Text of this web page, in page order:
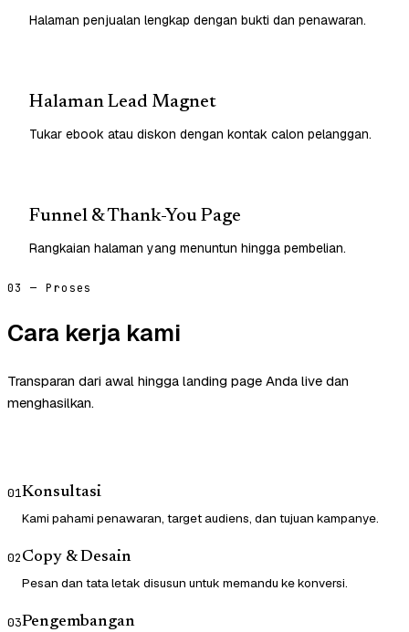
Halaman penjualan lengkap dengan bukti dan penawaran.
Halaman Lead Magnet
Tukar ebook atau diskon dengan kontak calon pelanggan.
Funnel & Thank-You Page
Rangkaian halaman yang menuntun hingga pembelian.
03 — Proses
Cara kerja kami
Transparan dari awal hingga landing page Anda live dan
menghasilkan.
01Konsultasi
Kami pahami penawaran, target audiens, dan tujuan kampanye.
02Copy & Desain
Pesan dan tata letak disusun untuk memandu ke konversi.
03Pengembangan